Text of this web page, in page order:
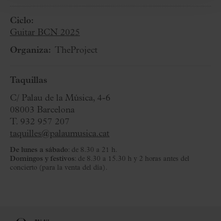
Ciclo:
Guitar BCN 2025
Organiza: TheProject
Taquillas
C/ Palau de la Música, 4-6
08003 Barcelona
T. 932 957 207
taquilles@palaumusica.cat
De lunes a sábado: de 8.30 a 21 h.
Domingos y festivos: de 8.30 a 15.30 h y 2 horas antes del
concierto (para la venta del día).